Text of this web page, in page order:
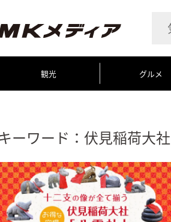
観光 グルメ
ーワード：伏見稲荷大社